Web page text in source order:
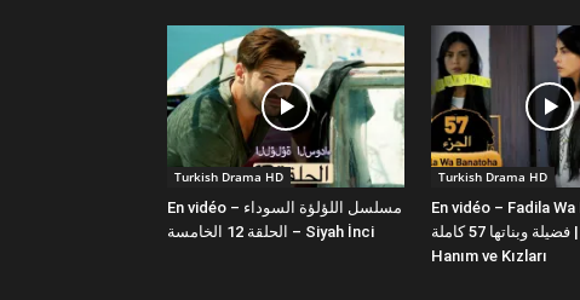
Turkish Drama HD
En vidéo – مسلسل اللؤلؤة السوداء
الحلقة 12 الخامسة – Siyah İnci
Turkish Drama HD
En vidéo – Fadila
فضيلة وبناتها 57 كاملة | Fazilet
Hanım ve Kızları